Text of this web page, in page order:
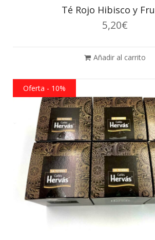
Té Rojo Hibisco y
5,20€
Añadir al carrito
Oferta - 10%